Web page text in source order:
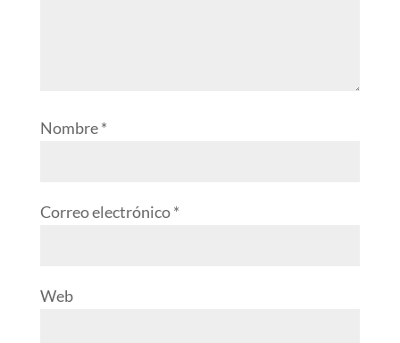
Nombre*
Correo electrónico*
Web